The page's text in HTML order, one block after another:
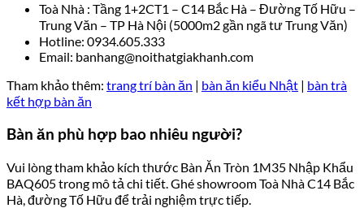
Toà Nhà : Tầng 1+2CT1 – C14 Bắc Hà – Đường Tố Hữu –
Trung Văn – TP Hà Nội (5000m2 gần ngã tư Trung Văn)
Hotline: 0934.605.333
Email: banhang@noithatgiakhanh.com
Tham khảo thêm: trang trí bàn ăn | bàn ăn kiểu Nhật | bàn trà
kết hợp bàn ăn
Bàn ăn phù hợp bao nhiêu người?
Vui lòng tham khảo kích thước Bàn Ăn Tròn 1M35 Nhập Khẩu
BAQ605 trong mô tả chi tiết. Ghé showroom Toà Nhà C14 Bắc
Hà, đường Tố Hữu để trải nghiệm trực tiếp.